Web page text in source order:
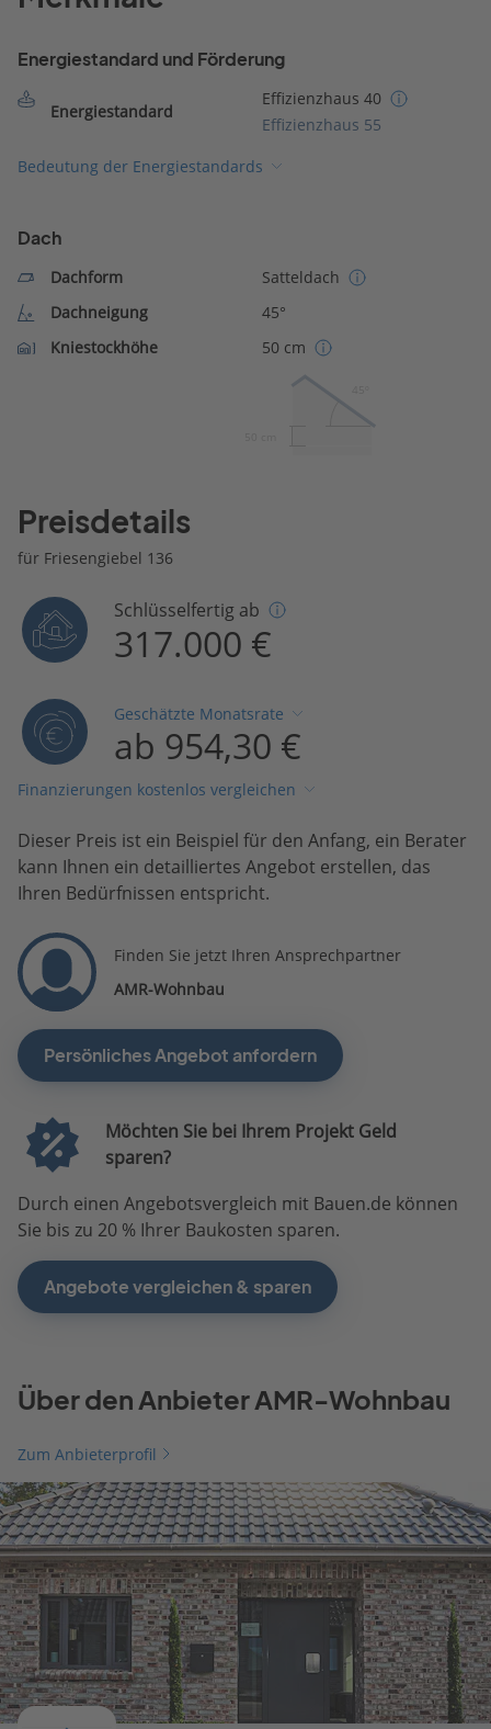
Energiestandard und Förderung
Energiestandard
Effizienzhaus 40
Effizienzhaus 55
Bedeutung der Energiestandards
Dach
Dachform
Satteldach
Dachneigung
45°
Kniestockhöhe
50 cm
Preisdetails
für Friesengiebel 136
Schlüsselfertig ab
317.000 €
Geschätzte Monatsrate
ab 954,30 €
Finanzierungen kostenlos vergleichen
Dieser Preis ist ein Beispiel für den Anfang, ein Berater
kann Ihnen ein detailliertes Angebot erstellen, das
Ihren Bedürfnissen entspricht.
Finden Sie jetzt Ihren Ansprechpartner
AMR-Wohnbau
Persönliches Angebot anfordern
Möchten Sie bei Ihrem Projekt Geld
sparen?
Durch einen Angebotsvergleich mit Bauen.de können
Sie bis zu 20 % Ihrer Baukosten sparen.
Angebote vergleichen & sparen
Über den Anbieter AMR-Wohnbau
Zum Anbieterprofil